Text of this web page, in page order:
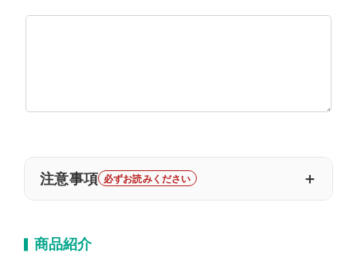
注意事項
◯4歳未満不可
商品紹介